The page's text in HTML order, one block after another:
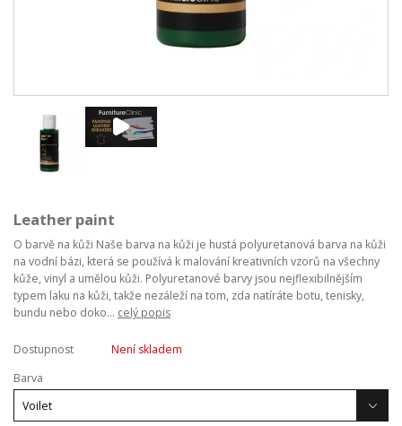
Leather paint
O barvě na kůži Naše barva na kůži je hustá polyuretanová barva na kůži
na vodní bázi, která se používá k malování kreativních vzorů na všechny
kůže, vinyl a umělou kůži. Polyuretanové barvy jsou nejflexibilnějším
typem laku na kůži, takže nezáleží na tom, zda natíráte botu, tenisky,
bundu nebo doko... celý popis
Dostupnost
Není skladem
Barva